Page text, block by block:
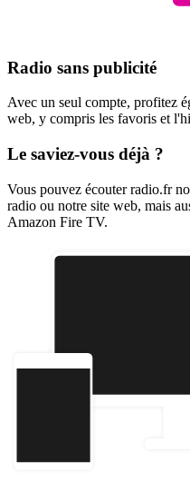
Radio sans publicité
Avec un seul compte, profitez
web, y compris les favoris et
Le saviez-vous déjà ?
Vous pouvez écouter radio.fr
radio ou notre site web, mais
Amazon Fire TV.